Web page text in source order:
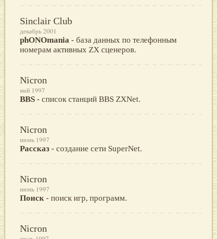
Sinclair Club
декабрь 2001
phONOmania - база данных по телефонным
номерам активных ZX сценеров.
Nicron
май 1997
BBS - список станций BBS ZXNet.
Nicron
июнь 1997
Рассказ - создание сети SuperNet.
Nicron
июнь 1997
Поиск - поиск игр, программ.
Nicron